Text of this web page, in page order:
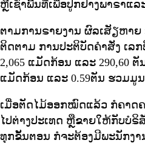
ຫຼືເຊົ່າພື້ນທີ່ເພື່ອປູກຢາງພາຣາແລ
ຕາມການຣາຍງານ ຜົລເສັຽຫາ
ຕິດຕາມ ການປະຕິບັດຄຳສັ່ງ ເລ
2,065 ແມັດກ້ອນ ແລະ 290,60 ຕັ
ແມັດກ້ອນ ແລະ 0.59ຕັນ ຮວມມູນ
ເມື່ອຕັດໄມ້ອອກໝົດແລ້ວ ກໍຄາດ
ໄປຕ່າງປະເທດ ຫຼືຂາຍໃຫ້ກັບບໍຣິ
ທຸກຂັ້ນຕອນ ກໍຈະຕ້ອງມີພະນັກງ